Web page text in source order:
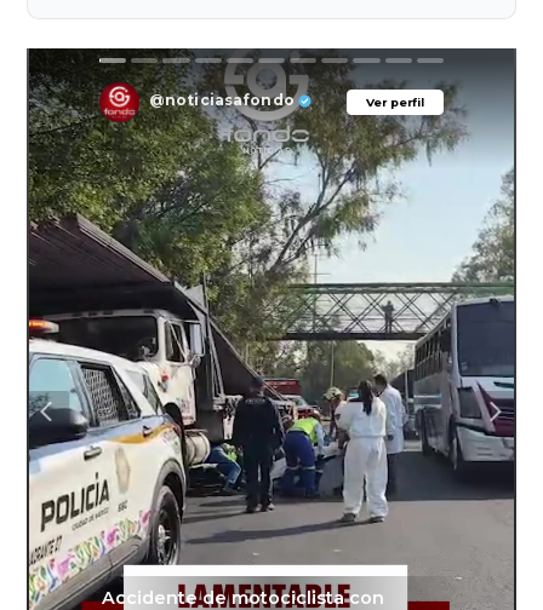
Ver perfil
@noticiasafondo Ver perfil
Accidente de motociclista con